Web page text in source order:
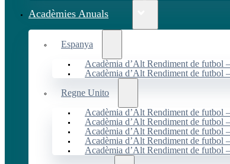
Acadèmies Anuals
Espanya
Acadèmia d’Alt Rendiment de futbol
Acadèmia d’Alt Rendiment de futbol
Regne Unito
Acadèmia d’Alt Rendiment de futbol
Acadèmia d’Alt Rendiment de futbol
Acadèmia d’Alt Rendiment de futbol
Acadèmia d’Alt Rendiment de futbol
Acadèmia d’Alt Rendiment de futbol